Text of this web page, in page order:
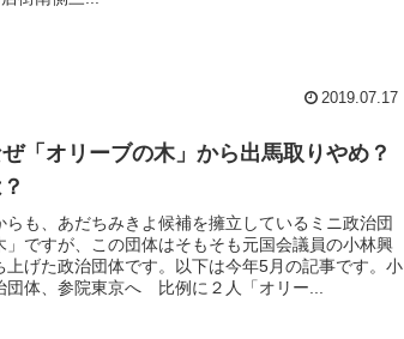
2019.07.17
「オリーブの木」から出馬取りやめ？
らも、あだちみきよ候補を擁立しているミニ政治団
」ですが、この団体はそもそも元国会議員の小林興
上げた政治団体です。以下は今年5月の記事です。小
団体、参院東京へ 比例に２人「オリー...